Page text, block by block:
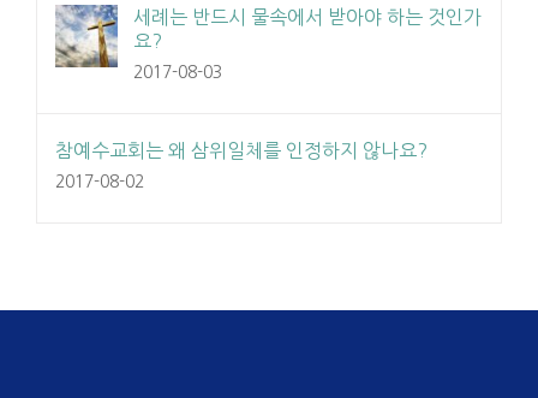
세례는 반드시 물속에서 받아야 하는 것인가
요?
2017-08-03
참예수교회는 왜 삼위일체를 인정하지 않나요?
2017-08-02